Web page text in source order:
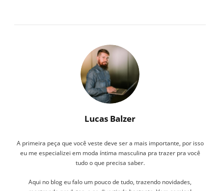
Lucas Balzer
A primeira peça que você veste deve ser a mais importante, por isso
eu me especializei em moda íntima masculina pra trazer pra você
tudo o que precisa saber.
Aqui no blog eu falo um pouco de tudo, trazendo novidades,